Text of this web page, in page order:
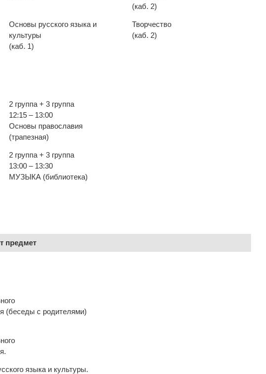
(каб. 2)
Основы русского языка и
культуры
(каб. 1)
Творчество
(каб. 2)
2 группа + 3 группа
12:15 – 13:00
Основы православия
(трапезная)
2 группа + 3 группа
13:00 – 13:30
МУЗЫКА (библиотека)
предмет
(беседы с родителями)
языка и культуры.